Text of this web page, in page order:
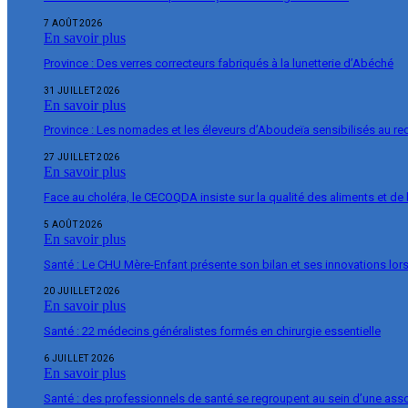
7 AOÛT 2026
En savoir plus
Province : Des verres correcteurs fabriqués à la lunetterie d’Abéché
31 JUILLET 2026
En savoir plus
Province : Les nomades et les éleveurs d’Aboudeïa sensibilisés au
27 JUILLET 2026
En savoir plus
Face au choléra, le CECOQDA insiste sur la qualité des aliments et de
5 AOÛT 2026
En savoir plus
Santé : Le CHU Mère-Enfant présente son bilan et ses innovations
20 JUILLET 2026
En savoir plus
Santé : 22 médecins généralistes formés en chirurgie essentielle
6 JUILLET 2026
En savoir plus
Santé : des professionnels de santé se regroupent au sein d’une